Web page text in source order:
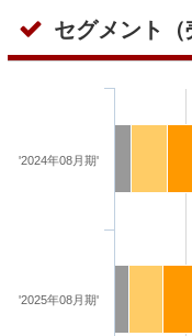
セグメント（
'2024年08月期'
'2025年08月期'